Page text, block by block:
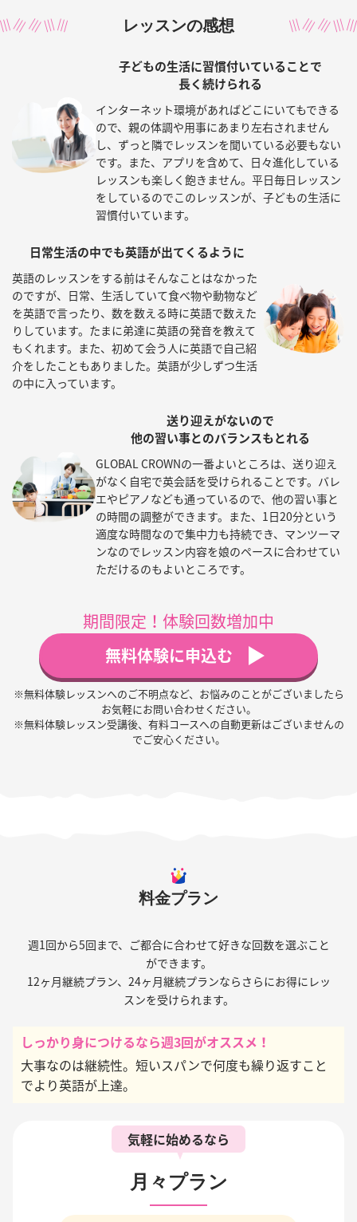
レッスンの感想
子どもの生活に習慣付いていることで
長く続けられる
インターネット環境があればどこにいてもできる
ので、親の体調や用事にあまり左右されません
し、ずっと隣でレッスンを聞いている必要もない
です。また、アプリを含めて、日々進化している
レッスンも楽しく飽きません。平日毎日レッスン
をしているのでこのレッスンが、子どもの生活に
習慣付いています。
日常生活の中でも英語が出てくるように
英語のレッスンをする前はそんなことはなかった
のですが、日常、生活していて食べ物や動物など
を英語で言ったり、数を数える時に英語で数えた
りしています。たまに弟達に英語の発音を教えて
もくれます。また、初めて会う人に英語で自己紹
介をしたこともありました。英語が少しずつ生活
の中に入っています。
送り迎えがないので
他の習い事とのバランスもとれる
GLOBAL CROWNの一番よいところは、送り迎え
がなく自宅で英会話を受けられることです。バレ
エやピアノなども通っているので、他の習い事と
の時間の調整ができます。また、1日20分という
適度な時間なので集中力も持続でき、マンツーマ
ンなのでレッスン内容を娘のペースに合わせてい
ただけるのもよいところです。
期間限定！体験回数増加中
無料体験に申込む
※無料体験レッスンへのご不明点など、お悩みのことがございましたら
お気軽にお問い合わせください。
※無料体験レッスン受講後、有料コースへの自動更新はございませんの
でご安心ください。
料金プラン
週1回から5回まで、ご都合に合わせて好きな回数を選ぶこと
ができます。
12ヶ月継続プラン、24ヶ月継続プランならさらにお得にレッ
スンを受けられます。
しっかり身につけるなら週3回がオススメ！
大事なのは継続性。短いスパンで何度も繰り返すこと
でより英語が上達。
気軽に始めるなら
月々プラン